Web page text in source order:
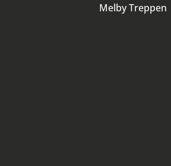
Melby Treppen